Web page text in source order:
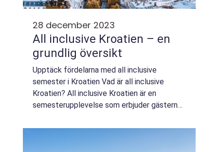
28 december 2023
All inclusive Kroatien – en
grundlig översikt
Upptäck fördelarna med all inclusive
semester i Kroatien Vad är all inclusive
Kroatien? All inclusive Kroatien är en
semesterupplevelse som erbjuder gästerna
bekymmersfri vistelse vid Adriatiska havets